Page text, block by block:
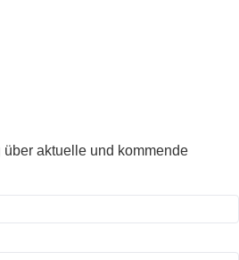
aktuelle und kommende